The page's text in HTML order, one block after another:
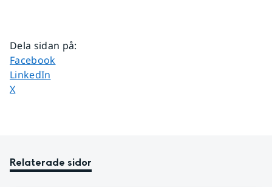
Dela sidan på:
Dela sidan på
Facebook
Dela sidan på
LinkedIn
Dela sidan på
X
Relaterade sidor